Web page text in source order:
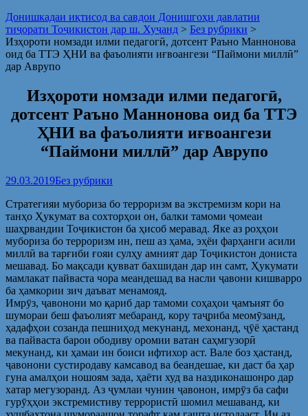
Донишкадаи иқтисод ва савдои Донишгоҳи давлатии
тиҷорати Тоҷикистон дар ш. Хуҷанд > Без рубрики >
Изҳороти номзади илми педагогӣ, дотсент Раъно Маннонова
оид ба ТТЭ ҲНИ ва фаъолияти иғвоангези “Паймони миллӣ”
дар Аврупо
Изҳороти номзади илми педагогӣ,
дотсент Раъно Маннонова оид ба ТТЭ
ҲНИ ва фаъолияти иғвоангези
“Паймони миллӣ” дар Аврупо
29.03.2019Без рубрики
Стратегияи мубориза бо терроризм ва экстремизм кори на
танҳо Ҳукумат ва сохторҳои он, балки тамоми ҷомеаи
шаҳрвандии Тоҷикистон ба ҳисоб меравад. Яке аз роҳҳои
мубориза бо терроризм ин, пеш аз ҳама, эҳёи фарҳанги асили
миллӣ ва тарғиби ғояи сулҳу амният дар Тоҷикистон дониста
мешавад. Бо мақсади қувват бахшидан дар ин самт, Ҳукумати
мамлакат пайваста чора меандешад ва насли ҷавони кишварро
ба ҳамкории зич даъват менамояд.
Имрӯз, ҷавонони мо қариб дар тамоми соҳаҳои ҷамъият бо
шумораи беш фаъолият мебаранд, кору таҷриба меомӯзанд,
ҳадафҳои созанда пешниҳод мекунанд, мехонанд, ҷӯё ҳастанд
ва пайваста барои ободиву оромии ватан саҳмгузорӣ
мекунанд, ки ҳамаи ин боиси ифтихор аст. Вале боз ҳастанд,
ҷавонони сустиродаву камсавод ва беандешае, ки даст ба ҳар
гуна амалҳои ношоям зада, ҳаёти худ ва наздиконашонро дар
хатар мегузоранд. Аз ҷумлаи чунин ҷавонон, имрӯз ба сафи
гурӯҳҳои экстремистиву террористӣ шомил мешаванд, ки